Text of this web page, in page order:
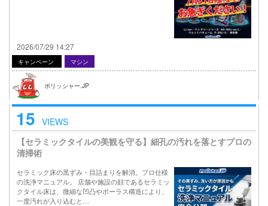
2026/07/29 14:27
キャンペーン マシン
ポリッシャー.JP
15 VIEWS
【セラミックタイルの美観を守る】細孔の汚れを落とすプロの
清掃術
セラミック床の黒ずみ・目詰まりを解消。プロ仕様
の洗浄マニュアル。 店舗や施設の顔であるセラミッ
クタイル床は、微細な凹凸やポーラス構造により、
一度汚れが入り込むと…